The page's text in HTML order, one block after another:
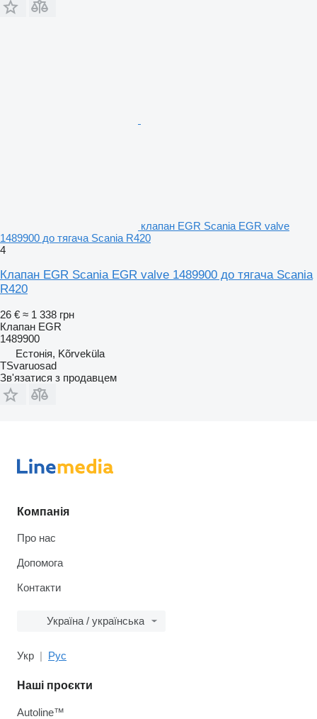
клапан EGR Scania EGR valve
1489900 до тягача Scania R420
4
Клапан EGR Scania EGR valve 1489900 до тягача Scania
R420
26 € ≈ 1 338 грн
Клапан EGR
1489900
Естонія, Kõrveküla
TSvaruosad
Зв'язатися з продавцем
Компанія
Про нас
Допомога
Контакти
Україна / українська
Укр Рус
Наші проєкти
Autoline™